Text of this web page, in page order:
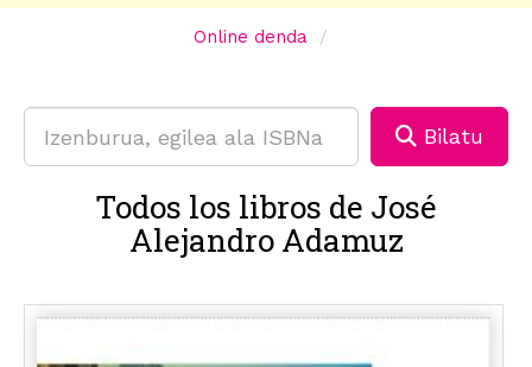
Online denda
Bilatu
Todos los libros de José
Alejandro Adamuz